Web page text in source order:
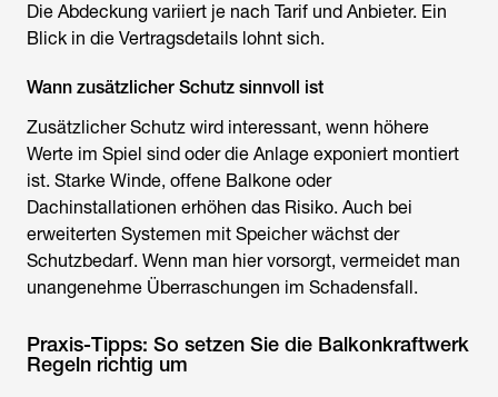
Die Abdeckung variiert je nach Tarif und Anbieter. Ein
Blick in die Vertragsdetails lohnt sich.
Wann zusätzlicher Schutz sinnvoll ist
Zusätzlicher Schutz wird interessant, wenn höhere
Werte im Spiel sind oder die Anlage exponiert montiert
ist. Starke Winde, offene Balkone oder
Dachinstallationen erhöhen das Risiko. Auch bei
erweiterten Systemen mit Speicher wächst der
Schutzbedarf. Wenn man hier vorsorgt, vermeidet man
unangenehme Überraschungen im Schadensfall.
Praxis-Tipps: So setzen Sie die Balkonkraftwerk
Regeln richtig um